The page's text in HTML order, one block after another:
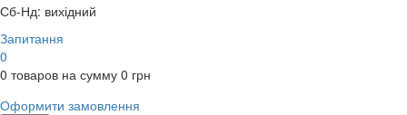
Сб-Нд: вихідний
Запитання
0
0 товаров на сумму 0 грн
Оформити замовлення